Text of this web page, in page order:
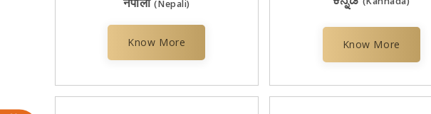
नेपाली (Nepali)
Know More Know More